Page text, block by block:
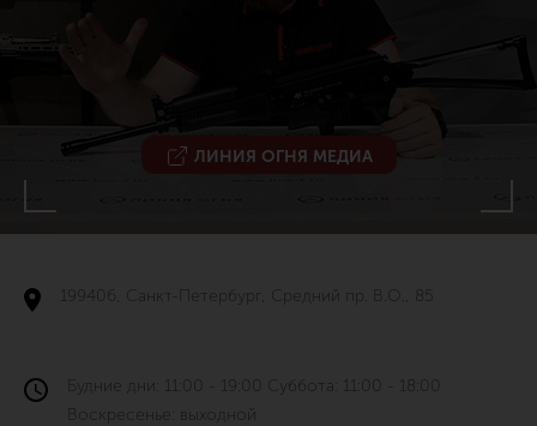
ЛИНИЯ ОГНЯ МЕДИА
199406, Санкт-Петербург, Средний пр. В.О., 85
Будние дни: 11:00 - 19:00 Суббота: 11:00 - 18:00
Воскресенье: выходной